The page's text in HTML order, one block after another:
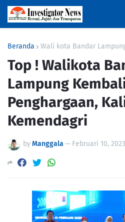
Beranda Wali kota Bandar
Top ! Walikota
Lampung
Penghargaan,
Kemendagri
byManggala — Februari 10, 2023